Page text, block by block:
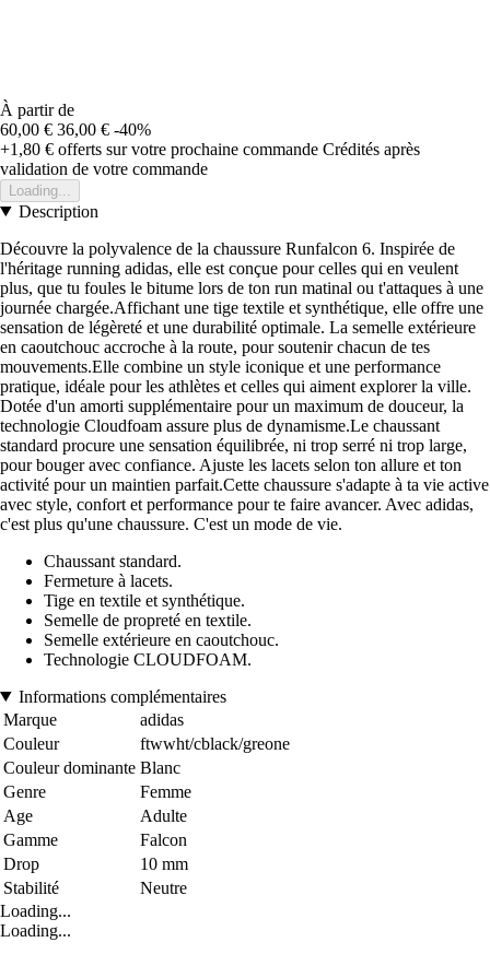
À partir de
60,00 € 36,00 € -40%
+1,80 € offerts sur votre prochaine commande Crédités après
validation de votre commande
Loading...
Description
Découvre la polyvalence de la chaussure Runfalcon 6. Inspirée de
l'héritage running adidas, elle est conçue pour celles qui en veulent
plus, que tu foules le bitume lors de ton run matinal ou t'attaques à une
journée chargée.Affichant une tige textile et synthétique, elle offre une
sensation de légèreté et une durabilité optimale. La semelle extérieure
en caoutchouc accroche à la route, pour soutenir chacun de tes
mouvements.Elle combine un style iconique et une performance
pratique, idéale pour les athlètes et celles qui aiment explorer la ville.
Dotée d'un amorti supplémentaire pour un maximum de douceur, la
technologie Cloudfoam assure plus de dynamisme.Le chaussant
standard procure une sensation équilibrée, ni trop serré ni trop large,
pour bouger avec confiance. Ajuste les lacets selon ton allure et ton
activité pour un maintien parfait.Cette chaussure s'adapte à ta vie active
avec style, confort et performance pour te faire avancer. Avec adidas,
c'est plus qu'une chaussure. C'est un mode de vie.
Chaussant standard.
Fermeture à lacets.
Tige en textile et synthétique.
Semelle de propreté en textile.
Semelle extérieure en caoutchouc.
Technologie CLOUDFOAM.
Informations complémentaires
Marque
adidas
Couleur
ftwwht/cblack/greone
Couleur dominante Blanc
Genre
Femme
Age
Adulte
Gamme
Falcon
Drop
10 mm
Stabilité
Neutre
Loading...
Loading...